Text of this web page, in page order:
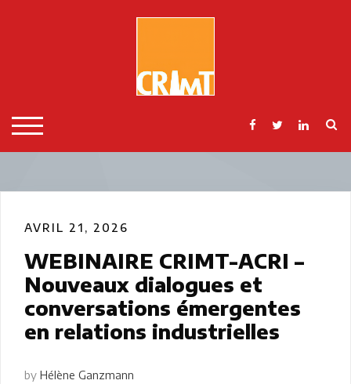
TOGGLE MOBILE MENU
AVRIL 21, 2026
WEBINAIRE CRIMT-ACRI –
Nouveaux dialogues et
conversations émergentes
en relations industrielles
by Hélène Ganzmann